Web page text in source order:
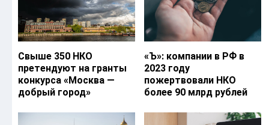
Свыше 350 НКО
претендуют на гранты
конкурса «Москва —
добрый город»
«Ъ‎»: компании в РФ в
2023 году
пожертвовали НКО
более 90 млрд рублей